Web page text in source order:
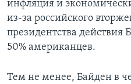
инфляция и
из-за российского
президентства действия
50% американцев.
Тем не менее, Байден в